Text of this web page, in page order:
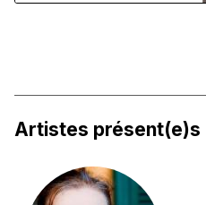
Artistes présent(e)s